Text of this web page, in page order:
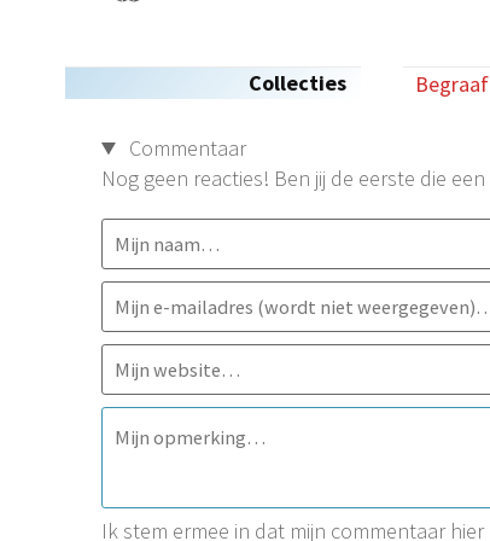
Collecties
Commentaar
Nog geen reacties! Ben jij de eerste die
Ik stem ermee in dat mijn commentaar